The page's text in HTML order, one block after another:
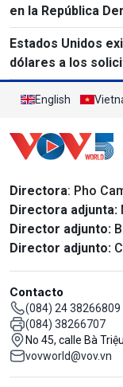
en la República
Estados Unidos
dólares a los
English
Directora: Pho
Directora adjunta:
Director adjunto:
Director adjunto:
Contacto
(084) 24 38266809
(084) 38266707
No 45, calle Bà
vovworld@vov.vn